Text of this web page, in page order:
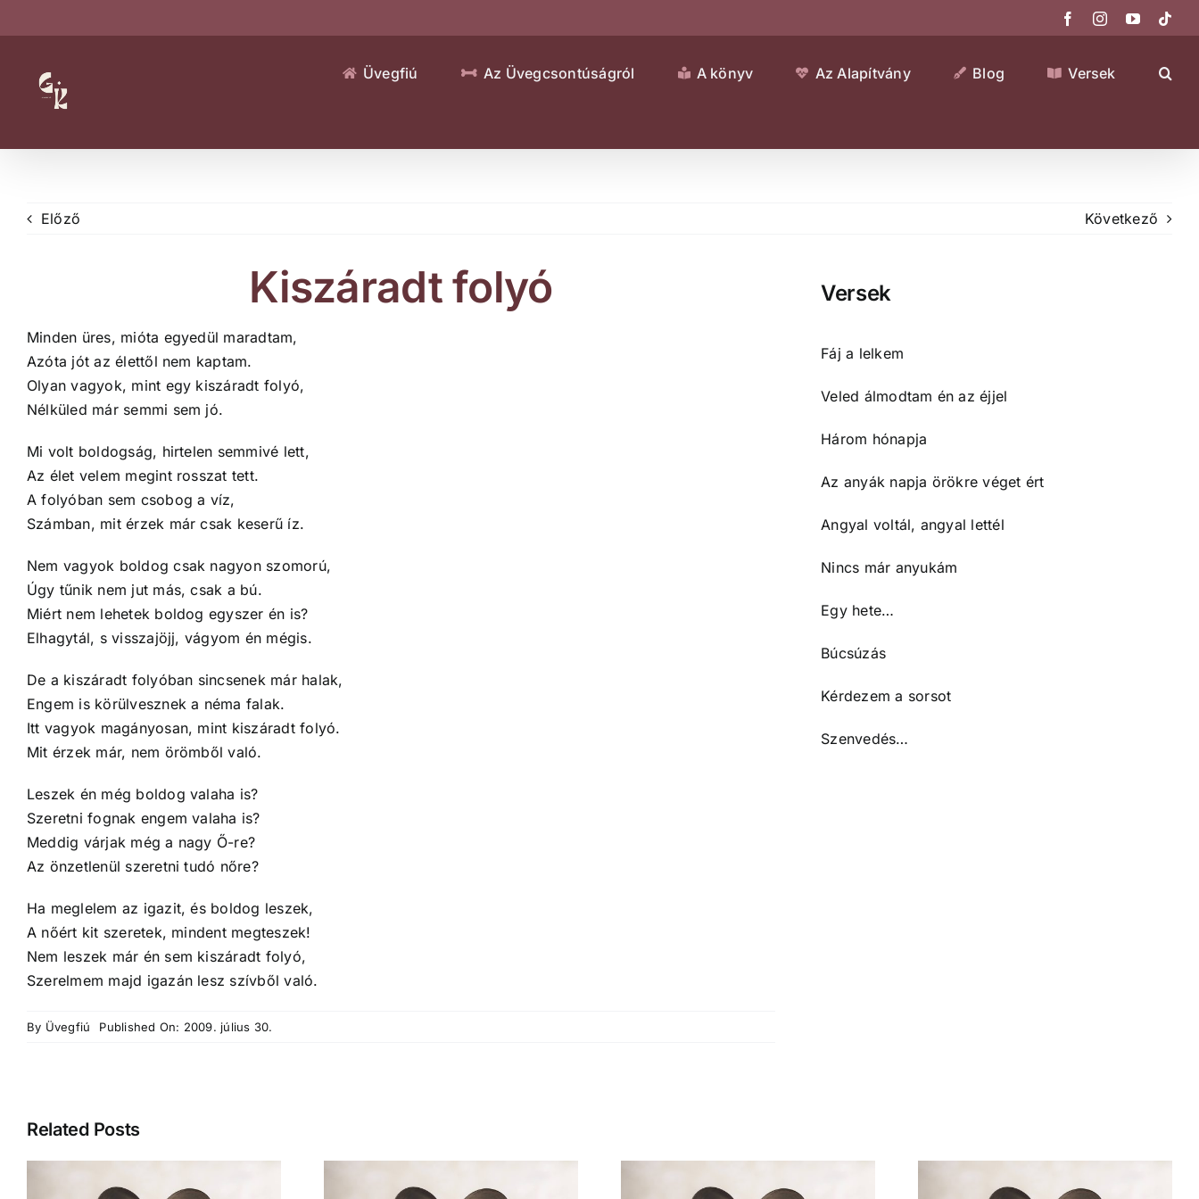
FacebookInstagram
YouTube
Üvegfiú Az Üvegcsontúságról A könyv Az Alapítvány Blog Versek
Előző Következő
Kiszáradt folyó
Minden üres, mióta egyedül maradtam,
Azóta jót az élettől nem kaptam.
Olyan vagyok, mint egy kiszáradt folyó,
Nélküled már semmi sem jó.
Mi volt boldogság, hirtelen semmivé lett,
Az élet velem megint rosszat tett.
A folyóban sem csobog a víz,
Számban, mit érzek már csak keserű íz.
Nem vagyok boldog csak nagyon szomorú,
Úgy tűnik nem jut más, csak a bú.
Miért nem lehetek boldog egyszer én is?
Elhagytál, s visszajöjj, vágyom én mégis.
De a kiszáradt folyóban sincsenek már halak,
Engem is körülvesznek a néma falak.
Itt vagyok magányosan, mint kiszáradt folyó.
Mit érzek már, nem örömből való.
Leszek én még boldog valaha is?
Szeretni fognak engem valaha is?
Meddig várjak még a nagy Ő-re?
Az önzetlenül szeretni tudó nőre?
Ha meglelem az igazit, és boldog leszek,
A nőért kit szeretek, mindent megteszek!
Nem leszek már én sem kiszáradt folyó,
Szerelmem majd igazán lesz szívből való.
By Üvegfiú Published On: 2009. július 30.
Versek
Fáj a lelkem
Veled álmodtam én az éjjel
Három hónapja
Az anyák napja örökre véget ért
Angyal voltál, angyal lettél
Nincs már anyukám
Egy hete…
Búcsúzás
Kérdezem a sorsot
Szenvedés…
Related Posts